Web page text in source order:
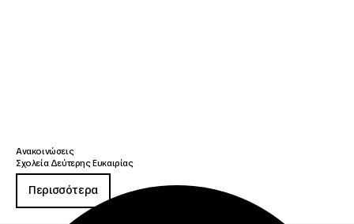
Ανακοινώσεις
Σχολεία Δεύτερης Ευκαιρίας
Περισσότερα